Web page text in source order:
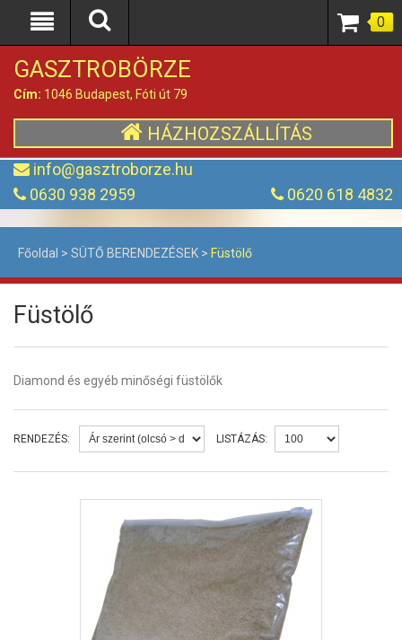
GASZTROBÖRZE
Cím: 1046 Budapest, Fóti út 79
HÁZHOZSZÁLLÍTÁS
info@gasztroborze.hu
0630 938 2959
0620 618 4832
0
Főoldal > SÜTŐ BERENDEZÉSEK > Füstölő
Füstölő
Diamond és egyéb minőségi füstölők
RENDEZÉS: LISTÁZÁS: